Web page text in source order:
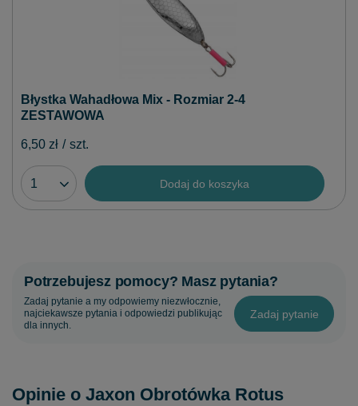
Błystka Wahadłowa Mix - Rozmiar 2-4
ZESTAWOWA
6,50 zł / szt.
Dodaj do koszyka
Potrzebujesz pomocy? Masz pytania?
Zadaj pytanie a my odpowiemy niezwłocznie,
najciekawsze pytania i odpowiedzi publikując
dla innych.
Zadaj pytanie
Opinie o Jaxon Obrotówka Rotus